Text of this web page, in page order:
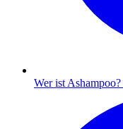
Wer ist Ashampoo?